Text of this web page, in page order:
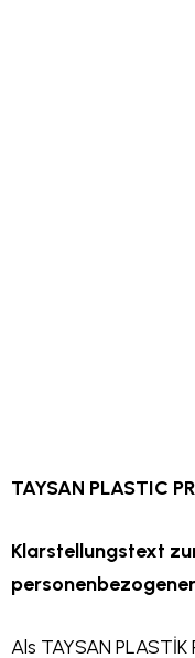
TAYSAN PLASTIC
Klarstellungstext
Als TAYSAN PLASTİK